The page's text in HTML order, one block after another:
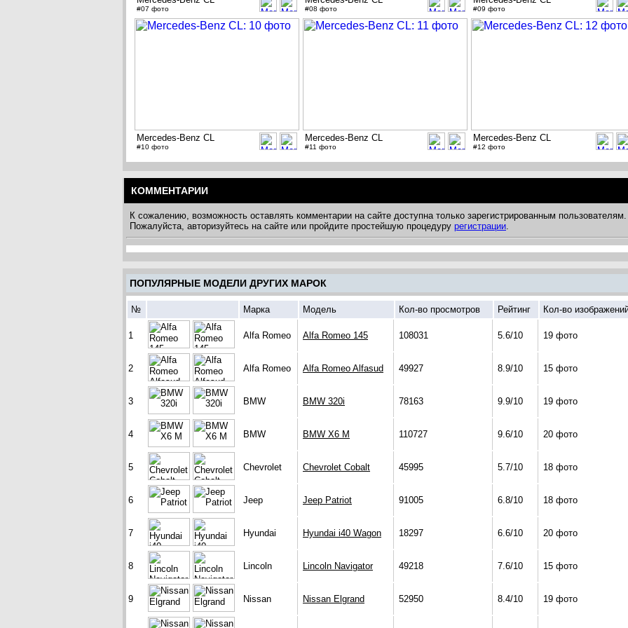
#07 фото #08 фото #09 фото
Mercedes-Benz CL
#10 фото
Mercedes-Benz CL
#11 фото
Mercedes-Benz CL
#12 фото
КОММЕНТАРИИ
К сожалению, возможность оставлять комментарии на сайте доступна только зарегистрированным пользователям.
Пожалуйста, авторизуйтесь на сайте или пройдите простейшую процедуру регистрации.
ПОПУЛЯРНЫЕ МОДЕЛИ ДРУГИХ МАРОК
№ Марка Модель Кол-во просмотров Рейтинг Кол-во
1 Alfa Romeo Alfa Romeo 145 108031 5.6/10 19 фото
2 Alfa Romeo Alfa Romeo Alfasud 49927 8.9/10 15 фото
3 BMW BMW 320i 78163 9.9/10 19 фото
4 BMW BMW X6 M 110727 9.6/10 20 фото
5 Chevrolet Chevrolet Cobalt 45995 5.7/10 18 фото
6 Jeep Jeep Patriot 91005 6.8/10 18 фото
7 Hyundai Hyundai i40 Wagon 18297 6.6/10 20 фото
8 Lincoln Lincoln Navigator 49218 7.6/10 15 фото
9 Nissan Nissan Elgrand 52950 8.4/10 19 фото